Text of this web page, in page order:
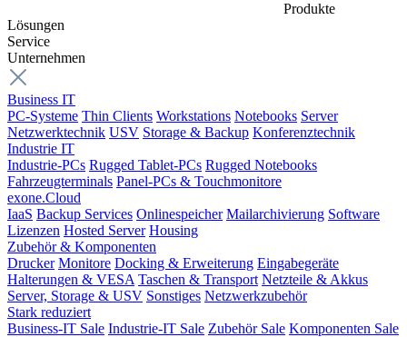
Produkte
Lösungen
Service
Unternehmen
Business IT
PC-Systeme Thin Clients Workstations Notebooks Server
Netzwerktechnik USV Storage & Backup Konferenztechnik
Industrie IT
Industrie-PCs Rugged Tablet-PCs Rugged Notebooks
Fahrzeugterminals Panel-PCs & Touchmonitore
exone.Cloud
IaaS Backup Services Onlinespeicher Mailarchivierung Software
Lizenzen Hosted Server Housing
Zubehör & Komponenten
Drucker Monitore Docking & Erweiterung Eingabegeräte
Halterungen & VESA Taschen & Transport Netzteile & Akkus
Server, Storage & USV Sonstiges Netzwerkzubehör
Stark reduziert
Business-IT Sale Industrie-IT Sale Zubehör Sale Komponenten Sale